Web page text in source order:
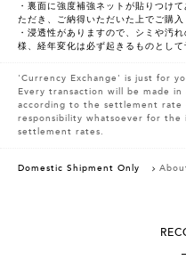
・裏面に強度補強ネットが貼りつけ
ただき、ご納得いただいた上でご購入
・浸透性がありますので、シミや汚
様、経年変化は必ず起きるものとし
'Currency Exchange' is just for
Every transaction will be made
according to the settlement rate
responsibility whatsoever for
settlement rates.
Domestic Shipment Only